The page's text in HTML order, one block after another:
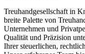
Treuhandgesellschaft in
breite Palette von
Unternehmen und
Qualität und Präzision
Ihrer steuerlichen,